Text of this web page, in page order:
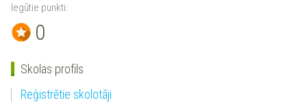
Iegūtie punkti:
0
Skolas profils
Reģistrētie skolotāji